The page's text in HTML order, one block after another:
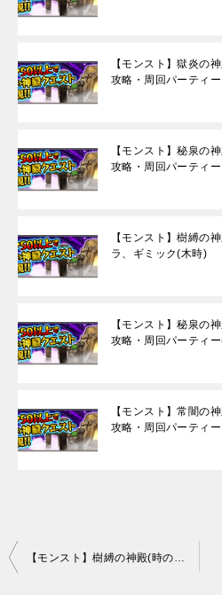
【モンスト】獄炎の
攻略・周回パーティー
【モンスト】秘泉の
攻略・周回パーティー
【モンスト】樹縛の
ラ、ギミック(木時)
【モンスト】秘泉の
攻略・周回パーティ
【モンスト】常闇の
攻略・周回パーティー
投
【モンスト】樹縛の神殿(時の間) 攻略と適正キャラ、ギミック(木時)